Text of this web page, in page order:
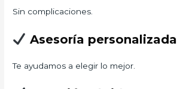
Sin complicaciones.
Asesoría personalizada
Te ayudamos a elegir lo mejor.